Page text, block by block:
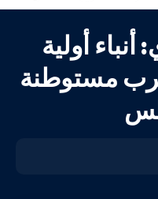
أولية
مستوطنة